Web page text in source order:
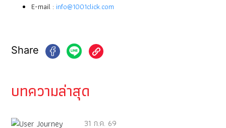
E-mail : info@1001click.com
Share
บทความล่าสุด
31 ก.ค. 69